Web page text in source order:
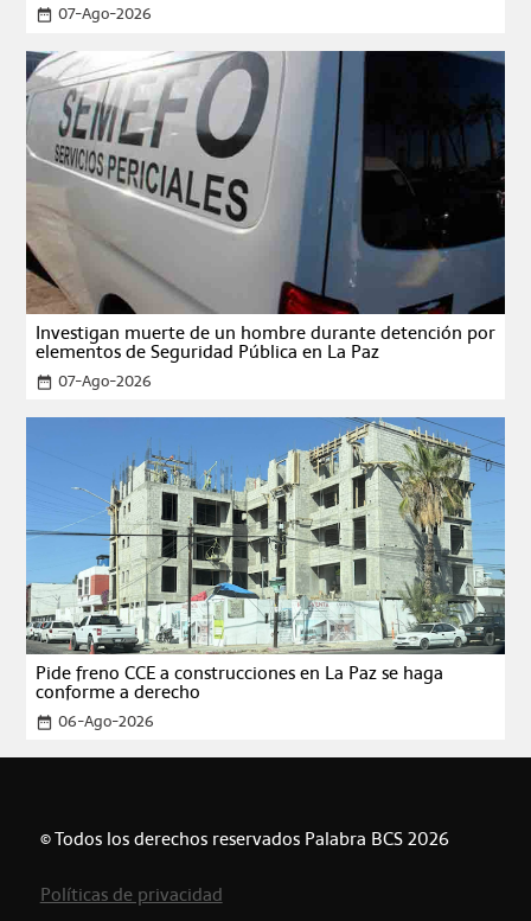
date_range 07-Ago-2026
Investigan muerte de un hombre durante detención por
elementos de Seguridad Pública en La Paz
date_range 07-Ago-2026
Pide freno CCE a construcciones en La Paz se haga
conforme a derecho
date_range 06-Ago-2026
© Todos los derechos reservados Palabra BCS 2026
Políticas de privacidad